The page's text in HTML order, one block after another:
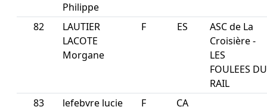
Philippe
82
LAUTIER
LACOTE
Morgane
F ES
ASC de La
Croisière -
LES
FOULEES DU
RAIL
83
lefebvre lucie F
CA